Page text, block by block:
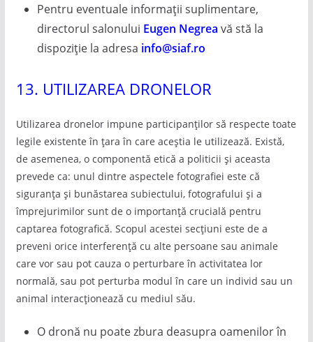
Pentru eventuale informații suplimentare,
directorul salonului Eugen Negrea vă stă la
dispoziție la adresa info@siaf.ro
13. UTILIZAREA DRONELOR
Utilizarea dronelor impune participanților să respecte toate
legile existente în țara în care aceștia le utilizează. Există,
de asemenea, o componentă etică a politicii și aceasta
prevede ca: unul dintre aspectele fotografiei este că
siguranța și bunăstarea subiectului, fotografului și a
împrejurimilor sunt de o importanță crucială pentru
captarea fotografică. Scopul acestei secțiuni este de a
preveni orice interferență cu alte persoane sau animale
care vor sau pot cauza o perturbare în activitatea lor
normală, sau pot perturba modul în care un individ sau un
animal interacționează cu mediul său.
O dronă nu poate zbura deasupra oamenilor în